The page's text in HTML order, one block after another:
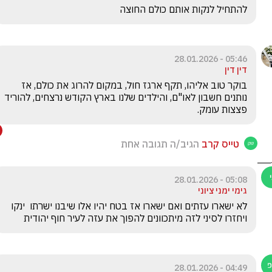
להתחיל לנקות אותם כולם החוצה
05:46 - 28.01.2026
דין דין
פצצות עומק.
טייס קרב הגיב/ה תגובה אחת
05:08 - 28.01.2026
גימי ימני ציוני
ויחזרו לסיני לזה מיתכוונים להפוך את עזה לעיר חוף יהודית
04:49 - 28.01.2026